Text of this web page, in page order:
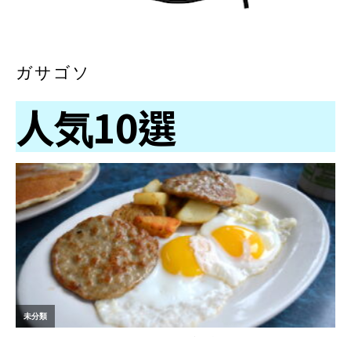
ガサゴソ
人気10選